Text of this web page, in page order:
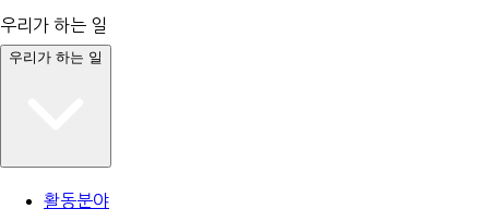
우리가 하는 일
우리가 하는 일
활동분야